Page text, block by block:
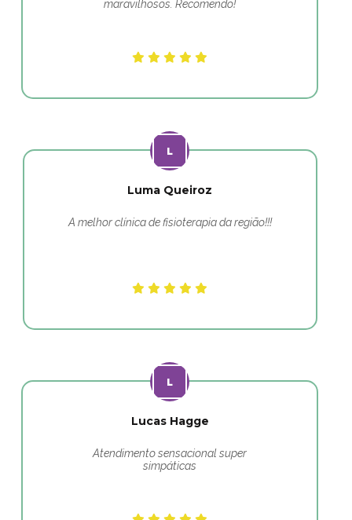
maravilhosos. Recomendo!
Luma Queiroz
A melhor clínica de fisioterapia da região!!!
Lucas Hagge
Atendimento sensacional super
simpáticas